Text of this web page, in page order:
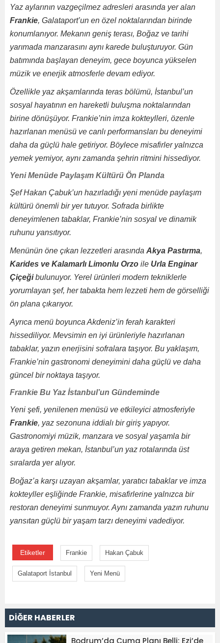
Yaz aylarının vazgeçilmez adresleri arasında yer alan
Frankie, Galataport’un en özel noktalarından birinde
konumlanıyor. Mekanın geniş terası, Boğaz ve tarihi
yarımada manzarasını aynı karede buluşturuyor. Gün
batımında başlayan deneyim, gece boyunca yükselen
müzik ve enerjik atmosferle devam ediyor.
Özellikle yaz akşamlarında teras bölümü, İstanbul’un
sosyal hayatının en hareketli buluşma noktalarından
birine dönüşüyor. Frankie’nin imza kokteylleri, özenle
hazırlanan menüsü ve canlı performansları bu deneyimi
daha da güçlü hale getiriyor. Böylece misafirler yalnızca
yemek yemiyor, aynı zamanda şehrin ritmini hissediyor.
Yeni Menüde Paylaşım Kültürü Ön Planda
Şef Hakan Çabuk’un hazırladığı yeni menüde paylaşım
kültürü önemli bir yer tutuyor. Sofrada birlikte
deneyimlenen tabaklar, Frankie’nin sosyal ve dinamik
ruhunu yansıtıyor.
Menünün öne çıkan lezzetleri arasında Akya Pastırma,
Karides ve Kalamarlı Limonlu Orzo ile Urla Enginar
Çiçeğibulunuyor. Yerel ürünleri modern tekniklerle
yorumlayan şef, her tabakta hem lezzeti hem de görselliği
ön plana çıkarıyor.
Ayrıca menü boyunca Akdeniz’in ferah karakteri
hissediliyor. Mevsimin en iyi ürünleriyle hazırlanan
tabaklar, yazın enerjisini sofralara taşıyor. Bu yaklaşım,
Frankie’nin gastronomi deneyimini daha güçlü ve daha
güncel bir noktaya taşıyor.
Frankie Bu Yaz İstanbul’un Gündeminde
Yeni şefi, yenilenen menüsü ve etkileyici atmosferiyle
Frankie, yaz sezonuna iddialı bir giriş yapıyor.
Gastronomiyi müzik, manzara ve sosyal yaşamla bir
araya getiren mekan, İstanbul’un yaz rotalarında üst
sıralarda yer alıyor.
Boğaz’a karşı uzayan akşamlar, yaratıcı tabaklar ve imza
kokteyller eşliğinde Frankie, misafirlerine yalnızca bir
restoran deneyimi sunmuyor. Aynı zamanda yazın ruhunu
yansıtan güçlü bir yaşam tarzı deneyimi vadediyor.
Etiketler Frankie Hakan Çabuk
Galataport İstanbul Yeni Menü
DİĞER HABERLER
Bodrum’da Cuma Planı Belli: Ezi’de